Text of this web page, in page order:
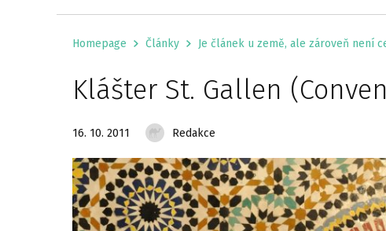
Homepage Články Je článek u země, ale zároveň není
Klášter St. Gallen
16. 10. 2011 Redakce